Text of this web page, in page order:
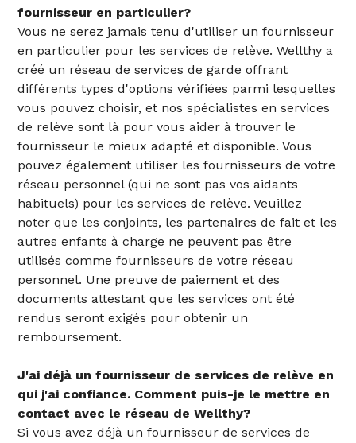
fournisseur en particulier?
Vous ne serez jamais tenu d'utiliser un fournisseur
en particulier pour les services de relève. Wellthy a
créé un réseau de services de garde offrant
différents types d'options vérifiées parmi lesquelles
vous pouvez choisir, et nos spécialistes en services
de relève sont là pour vous aider à trouver le
fournisseur le mieux adapté et disponible. Vous
pouvez également utiliser les fournisseurs de votre
réseau personnel (qui ne sont pas vos aidants
habituels) pour les services de relève. Veuillez
noter que les conjoints, les partenaires de fait et les
autres enfants à charge ne peuvent pas être
utilisés comme fournisseurs de votre réseau
personnel. Une preuve de paiement et des
documents attestant que les services ont été
rendus seront exigés pour obtenir un
remboursement.
J'ai déjà un fournisseur de services de relève en
qui j'ai confiance. Comment puis-je le mettre en
contact avec le réseau de Wellthy?
Si vous avez déjà un fournisseur de services de